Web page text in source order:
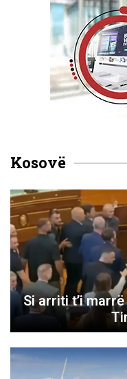
Kosovë
Si arriti t’i